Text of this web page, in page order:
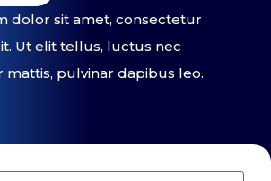
dolor sit amet, consectetur
Ut elit tellus, luctus nec
pulvinar dapibus leo.